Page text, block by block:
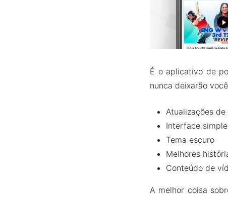
É o aplicativo de
nunca deixarão
Atualizações
Interface
Tema escuro
Melhores
Conteúdo de
A melhor coisa